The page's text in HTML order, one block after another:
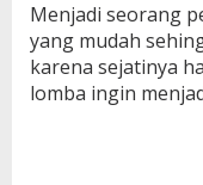
Menjadi seorang
yang mudah
karena sejatinya
lomba ingin